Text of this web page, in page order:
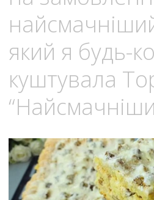
який я будь-
куштувала